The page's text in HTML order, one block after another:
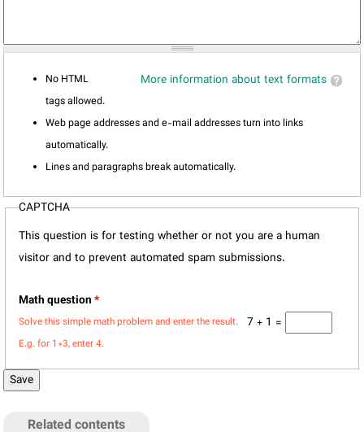
More information about text formats
No HTML
tags allowed.
Web page addresses and e-mail addresses turn into links
automatically.
Lines and paragraphs break automatically.
CAPTCHA
This question is for testing whether or not you are a human
visitor and to prevent automated spam submissions.
Math question*
7 + 1 =
Solve this simple math problem and enter the result.
E.g. for 1+3, enter 4.
Related contents